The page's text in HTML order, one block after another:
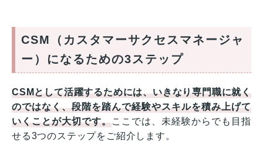
CSM（カスタマーサクセスマネージャ
ー）になるための3ステップ
CSMとして活躍するためには、いきなり専門職に就く
のではなく、段階を踏んで経験やスキルを積み上げて
いくことが大切です。ここでは、未経験からでも目指
せる3つのステップをご紹介します。